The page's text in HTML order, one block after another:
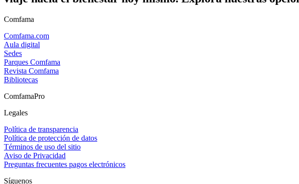
Comfama
Comfama.com
Aula digital
Sedes
Parques Comfama
Revista Comfama
Bibliotecas
ComfamaPro
Legales
Política de transparencia
Política de protección de datos
Términos de uso del sitio
Aviso de Privacidad
Preguntas frecuentes pagos electrónicos
Síguenos